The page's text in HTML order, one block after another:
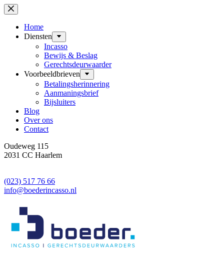
Ga
naar
inhoud
Home
Diensten
Incasso
Bewijs & Beslag
Gerechtsdeurwaarder
Voorbeeldbrieven
Betalingsherinnering
Aanmaningsbrief
Bijsluiters
Blog
Over ons
Contact
Oudeweg 115
2031 CC Haarlem
(023) 517 76 66
info@boederincasso.nl